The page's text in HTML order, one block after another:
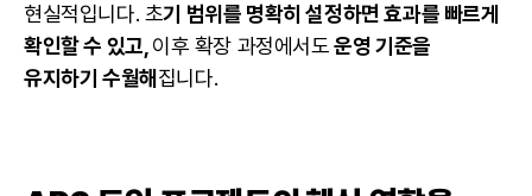
현실적입니다. 초기 범위를 명확히 설정하면 효과를 빠르게
확인할 수 있고, 이후 확장 과정에서도운영 기준을
유지하기 수월해 집니다.